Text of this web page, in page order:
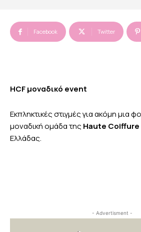
Facebook Twitter
ΗCF μοναδικό event
Eκπληκτικές στιγμές για ακόμη μια
μοναδική ομάδα της Haute Coiffure
Ελλάδας.
- Advertisment -